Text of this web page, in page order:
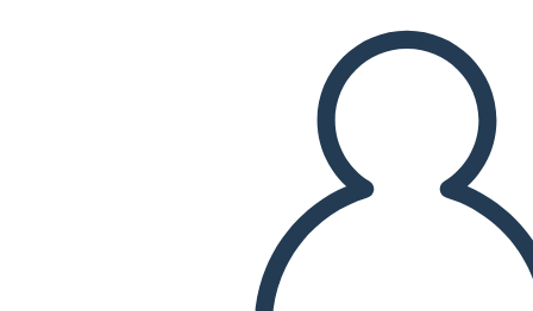
LUO KUVAKÄSIKIRJOITUS
TOISTA DIAESITYS
LUE MINULLE